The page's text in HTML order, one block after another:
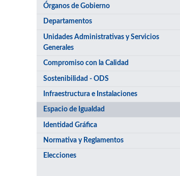
Órganos de Gobierno
Departamentos
Unidades Administrativas y Servicios
Generales
Compromiso con la Calidad
Sostenibilidad - ODS
Infraestructura e Instalaciones
Espacio de Igualdad
Identidad Gráfica
Normativa y Reglamentos
Elecciones